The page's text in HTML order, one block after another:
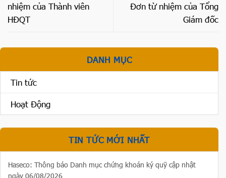
nhiệm của Thành viên
HĐQT
Đơn từ nhiệm của Tổng
Giám đốc
DANH MỤC
Tin tức
Hoạt Động
TIN TỨC MỚI NHẤT
Haseco: Thông báo Danh mục chứng khoán ký quỹ cập nhật
ngày 06/08/2026